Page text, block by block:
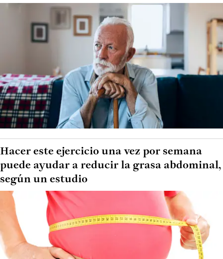
Hacer este ejercicio una vez por semana
puede ayudar a reducir la grasa abdominal,
según un estudio